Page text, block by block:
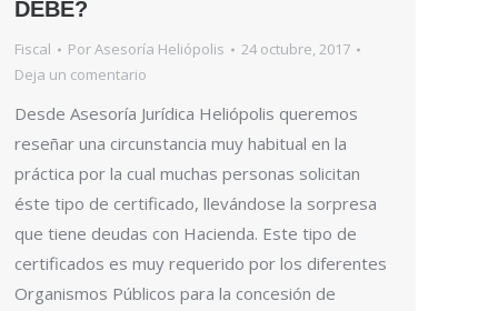
DEBE?
Fiscal PorAsesoría Heliópolis
24 octubre, 2017
Deja un comentario
Desde Asesoría Jurídica Heliópolis queremos
reseñar una circunstancia muy habitual en la
práctica por la cual muchas personas solicitan
éste tipo de certificado, llevándose la sorpresa
que tiene deudas con Hacienda. Este tipo de
certificados es muy requerido por los diferentes
Organismos Públicos para la concesión de